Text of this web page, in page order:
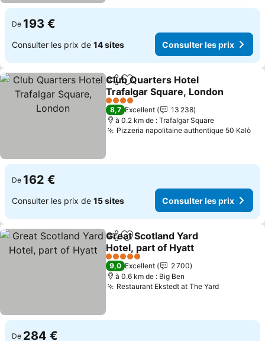
De 193 €
Consulter les prix de 14 sites Consulter les prix
PartagerAjouter à mes favoris
Club Quarters Hotel
Trafalgar Square, London
Consulter les prix
4 Étoiles
8,7 Excellent
13 238
à 0.2 km de : Trafalgar Square
Pizzeria napolitaine authentique 50 Kalò
De 162 €
Consulter les prix de 15 sites Consulter les prix
PartagerAjouter à mes favoris
Great Scotland Yard
Hotel, part of Hyatt
Consulter les prix
5 Étoiles
9,0 Excellent
2 700
à 0.6 km de : Big Ben
Restaurant Ekstedt at The YardConsulter
De 284 €